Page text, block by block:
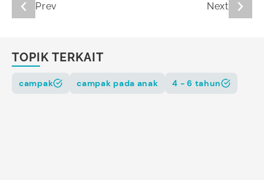
Prev Next
TOPIK TERKAIT
campak campak pada anak 4 - 6 tahun